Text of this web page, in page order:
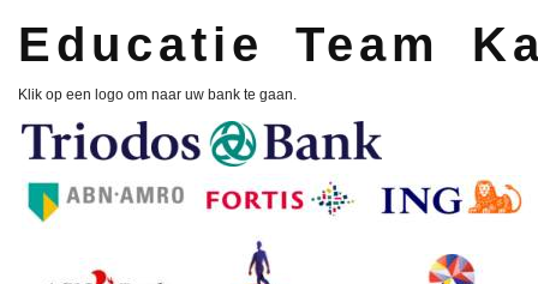
Educatie Team
Klik op een logo om naar uw bank te gaan.